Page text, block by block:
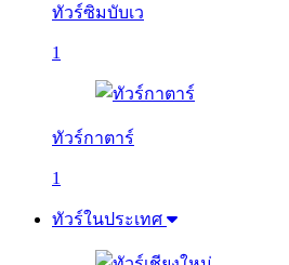
ทัวร์ซิมบับเว
1
ทัวร์กาตาร์
1
ทัวร์ในประเทศ